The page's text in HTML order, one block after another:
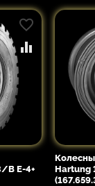
B E-4+
Hartung